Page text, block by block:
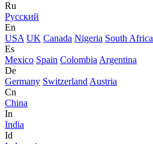
Ru
Русский
En
USA UK Canada Nigeria South Africa
Es
Mexico Spain Colombia Argentina
De
Germany Switzerland Austria
Cn
China
In
India
Id